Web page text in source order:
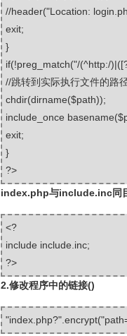
//header("Location:
exit;
}
if(!preg_match("/(^http:/
//跳转到实际执行文件的路
chdir(dirname($path));
include_once basename(
exit;
}
?>
index.php与include.inc同
<?
include include .inc;
?>
2.修改程序中的链接()
"index.php?" .encrypt(